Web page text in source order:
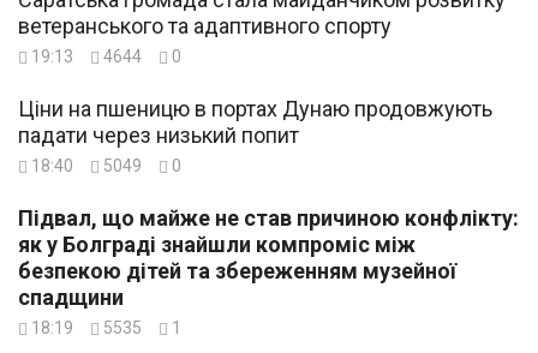
ветеранського та адаптивного спорту
19:13 4644 0
Ціни на пшеницю в портах Дунаю продовжують
падати через низький попит
18:40 5049 0
Підвал, що майже не став причиною конфлікту:
як у Болграді знайшли компроміс між
безпекою дітей та збереженням музейної
спадщини
18:19 5535 1